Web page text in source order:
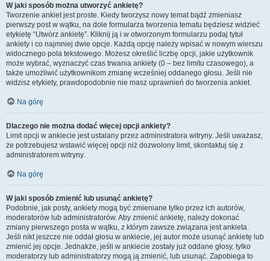
W jaki sposób można utworzyć ankietę?
Tworzenie ankiet jest proste. Kiedy tworzysz nowy temat bądź zmieniasz
pierwszy post w wątku, na dole formularza tworzenia tematu będziesz widzieć
etykietę “Utwórz ankietę”. Kliknij ją i w otworzonym formularzu podaj tytuł
ankiety i co najmniej dwie opcje. Każdą opcję należy wpisać w nowym wierszu
widocznego pola tekstowego. Możesz określić liczbę opcji, jakie użytkownik
może wybrać, wyznaczyć czas trwania ankiety (0 – bez limitu czasowego), a
także umożliwić użytkownikom zmianę wcześniej oddanego głosu. Jeśli nie
widzisz etykiety, prawdopodobnie nie masz uprawnień do tworzenia ankiet.
Na górę
Dlaczego nie można dodać więcej opcji ankiety?
Limit opcji w ankiecie jest ustalany przez administratora witryny. Jeśli uważasz,
że potrzebujesz wstawić więcej opcji niż dozwolony limit, skontaktuj się z
administratorem witryny.
Na górę
W jaki sposób zmienić lub usunąć ankietę?
Podobnie, jak posty, ankiety mogą być zmieniane tylko przez ich autorów,
moderatorów lub administratorów. Aby zmienić ankietę, należy dokonać
zmiany pierwszego posta w wątku, z którym zawsze związana jest ankieta.
Jeśli nikt jeszcze nie oddał głosu w ankiecie, jej autor może usunąć ankietę lub
zmienić jej opcje. Jednakże, jeśli w ankiecie zostały już oddane głosy, tylko
moderatorzy lub administratorzy mogą ją zmienić, lub usunąć. Zapobiega to